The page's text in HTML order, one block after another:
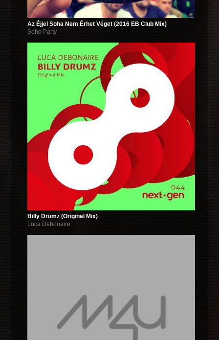
Az Éjjel Soha Nem Érhet Véget (2016 EB Club Mix)
Soho Party
Billy Drumz (Original Mix)
Luca Debonaire